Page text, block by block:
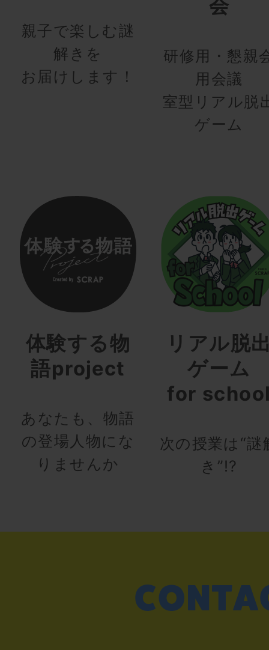
親子で楽しむ謎
解きを
お届けします！
会
研修用・懇親
用会議
室型リアル脱
ゲーム
体験する物
語project
あなたも、物語
の登場人物にな
りませんか
リアル脱
ゲーム
for
次の授業は“謎
き”!?